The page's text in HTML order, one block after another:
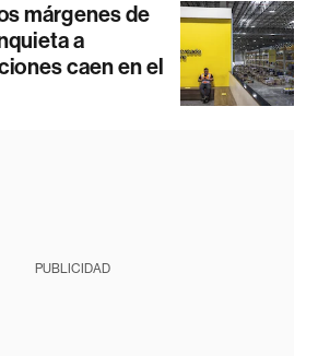
márgenes de
a
caen en el
PUBLICIDAD